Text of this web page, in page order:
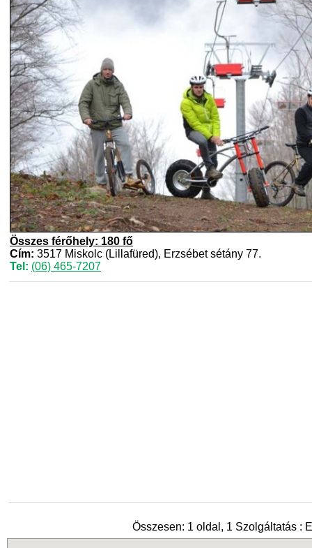
Összes férőhely: 180 fő
Cím: 3517 Miskolc (Lillafüred), Erzsébet sétány 77.
Tel: (06) 465-7207
Összesen: 1 oldal, 1 Szolgáltatás :